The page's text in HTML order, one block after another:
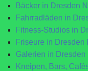
Bäcker in Dresden
Fahrradläden in
Fitness-Studios in
Friseure in Dresden
Galerien in Dresden
Kneipen, Bars,